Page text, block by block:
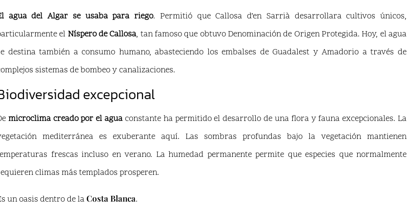
agua del Algar se usaba para riego. Permitió que Callosa d’en Sarrià desarrollara cultivos únicos,
el Níspero de Callosa, tan famoso que obtuvo Denominación de Origen Protegida. Hoy, el agua
destina también a consumo humano, abasteciendo los embalses de Guadalest y Amadorio a través de
sistemas de bombeo y canalizaciones.
excepcional
microclima creado por el aguaconstante ha permitido el desarrollo de una flora y fauna excepcionales. La
mediterránea es exuberante aquí. Las sombras profundas bajo la vegetación mantienen
frescas incluso en verano. La humedad permanente permite que especies que normalmente
climas más templados prosperen.
un oasis dentro de laCosta Blanca.